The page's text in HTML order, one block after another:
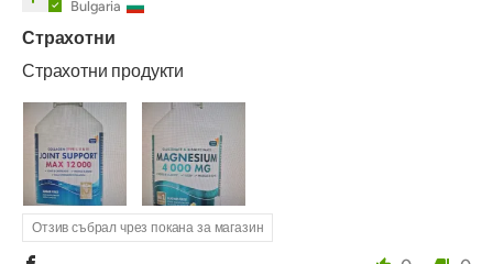
Bulgaria
Страхотни
Страхотни продукти
Отзив събрал чрез покана за магазин